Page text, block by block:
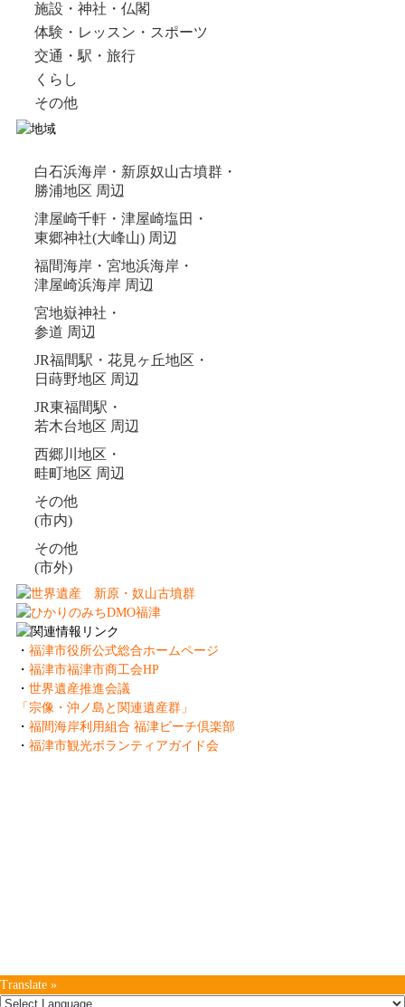
施設・神社・仏閣
体験・レッスン・スポーツ
交通・駅・旅行
くらし
その他
白石浜海岸・新原奴山古墳群・
勝浦地区 周辺
津屋崎千軒・津屋崎塩田・
東郷神社(大峰山) 周辺
福間海岸・宮地浜海岸・
津屋崎浜海岸 周辺
宮地嶽神社・
参道 周辺
JR福間駅・花見ヶ丘地区・
日蒔野地区 周辺
JR東福間駅・
若木台地区 周辺
西郷川地区・
畦町地区 周辺
その他
(市内)
その他
(市外)
・ 福津市役所公式総合ホームページ
・ 福津市福津市商工会HP
・ 世界遺産推進会議
「宗像・沖ノ島と関連遺産群」
・ 福間海岸利用組合 福津ビーチ倶楽部
・ 福津市観光ボランティアガイド会
Translate »